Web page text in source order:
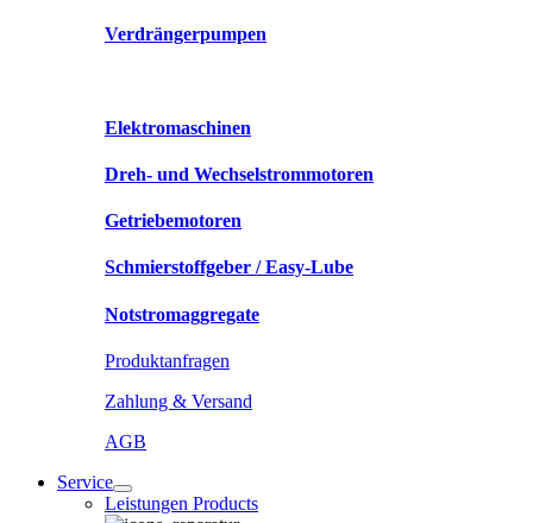
Verdrängerpumpen
Elektromaschinen
Dreh- und Wechselstrommotoren
Getriebemotoren
Schmierstoffgeber / Easy-Lube
Notstromaggregate
Produktanfragen
Zahlung & Versand
AGB
Service
Leistungen Products